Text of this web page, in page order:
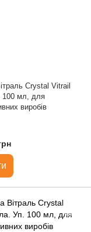
Crystal Vitrail
100 мл, для
виробів